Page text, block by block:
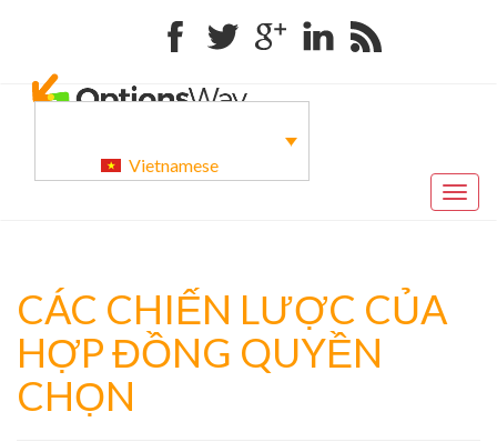
FacebookTwitterGoogle+LinkedinRSS
Vietnamese
CÁC CHIẾN LƯỢC CỦA
HỢP ĐỒNG QUYỀN
CHỌN